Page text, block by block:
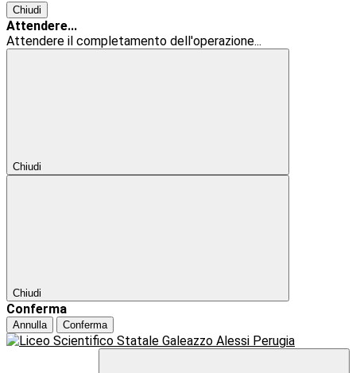
Chiudi
Attendere...
Attendere il completamento dell'operazione...
Chiudi
Chiudi
Conferma
Annulla Conferma